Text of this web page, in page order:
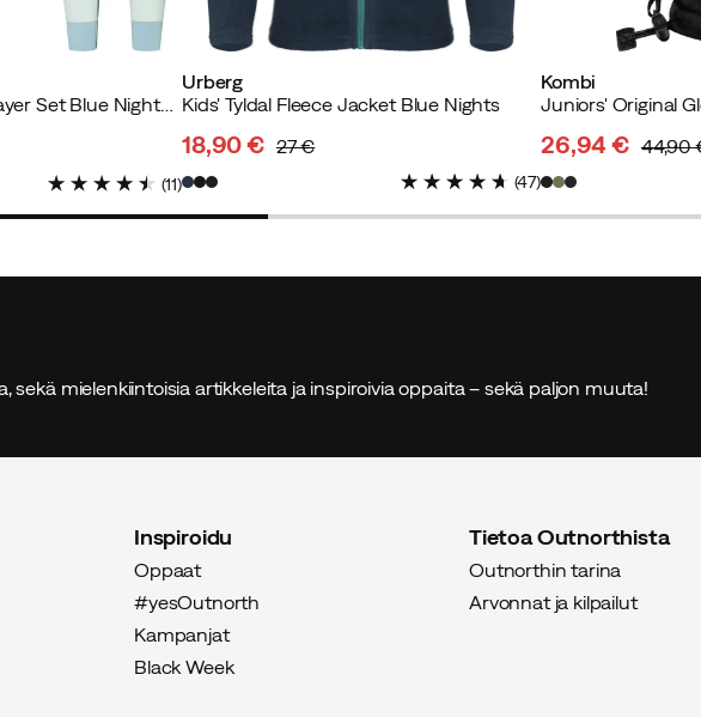
Juniors' Tree Base Layer Set Blue Nights/stone Blue/celadon
(11)
Urberg
Kids' Tyldal Fleece Jacket Blue Nights
discounted
price
18,90 €
original
price
27 €
(47)
Kombi
Juniors' Original
discounted
price
26,94 €
original
price
44,90
mielenkiintoisia artikkeleita ja inspiroivia oppaita – sekä paljon muuta!
Inspiroidu
Oppaat
#yesOutnorth
Kampanjat
Black Week
Tietoa Outnorthista
Outnorthin tarina
Arvonnat ja kilpailut